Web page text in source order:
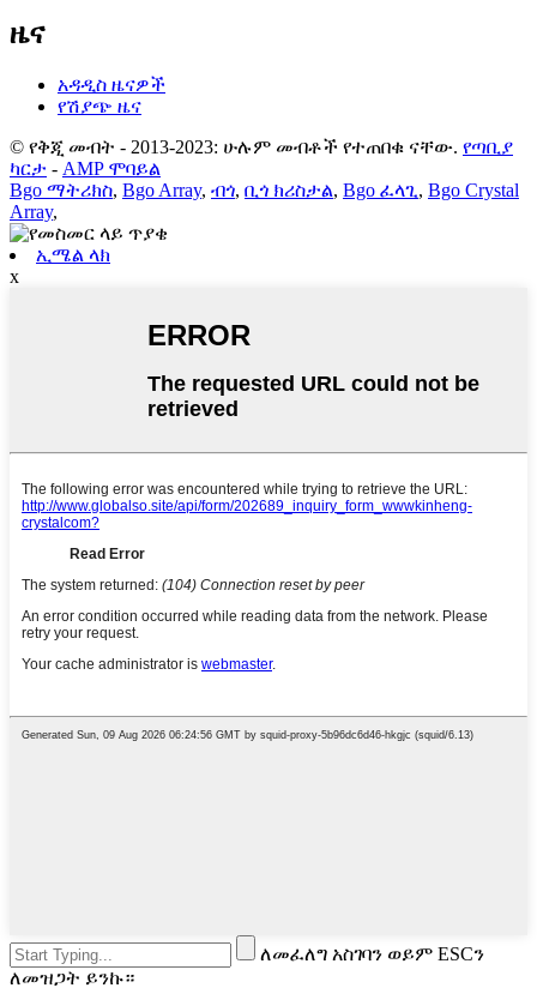
ዜና
አዳዲስ ዜናዎች
የሽያጭ ዜና
© የቅጂ መብት - 2013-2023: ሁሉም መብቶች የተጠበቁ ናቸው. የጣቢያ
ካርታ - AMP ሞባይል
Bgo ማትሪክስ, Bgo Array, ብጎ, ቢጎ ክሪስታል, Bgo ፈላጊ, Bgo Crystal
Array,
ኢሜል ላክ
x
ለመፈለግ አስገባን ወይም ESCን
ለመዝጋት ይንኩ።